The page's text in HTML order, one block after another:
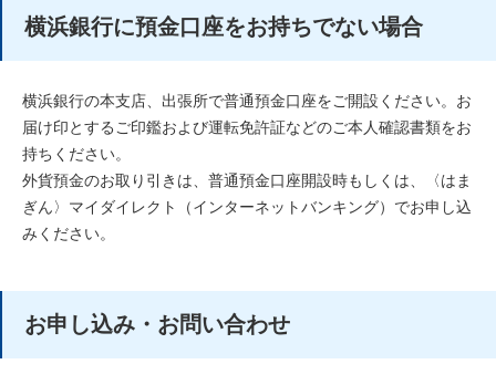
横浜銀行に預金口座をお持ちでない場合
横浜銀行の本支店、出張所で普通預金口座をご開設ください。お
届け印とするご印鑑および運転免許証などのご本人確認書類をお
持ちください。
外貨預金のお取り引きは、普通預金口座開設時もしくは、〈はま
ぎん〉マイダイレクト（インターネットバンキング）でお申し込
みください。
お申し込み・お問い合わせ